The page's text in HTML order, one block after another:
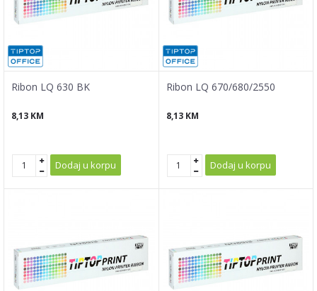
Ribon LQ 630 BK
8,13 KM
Dodaj u korpu
Ribon LQ 670/680/2550
8,13 KM
Dodaj u korpu